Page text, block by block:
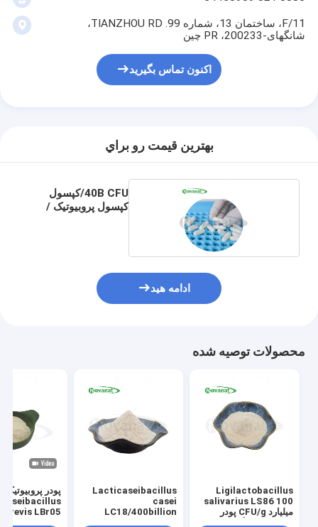
11/F، ساختمان 13، شماره 99. TIANZHOU RD،
شانگهای-200233، PR چین
اکنون تماس بگیرید
بهترين قيمت رو براي
40B CFU/کپسول
کپسول پروبیوتیک /
ادامه هید
محصولات توصیه شده
Ligilactobacillus
salivarius LS86 100
میلیارد CFU/g پودر
Lacticaseibacillus
casei
LC18/400billion
پودر پروبیوتیک